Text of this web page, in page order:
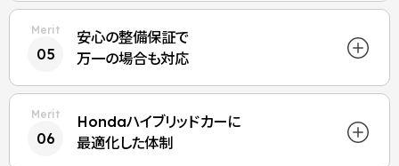
05
安心の整備保証で
万一の場合も対応
06
Hondaハイブリッドカーに
最適化した体制